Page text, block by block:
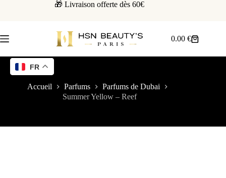
🎁 Livraison offerte dès 60€
0.00€
Accueil Parfums
Parfums de Dubai
Summer Yellow – Reef
FR